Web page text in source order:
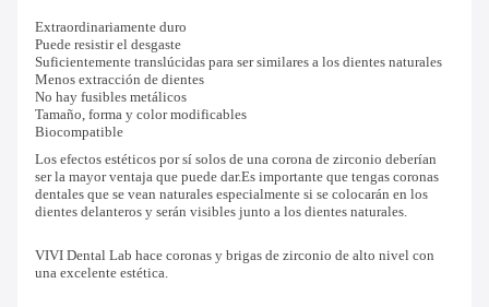
Extraordinariamente duro
Puede resistir el desgaste
Suficientemente translúcidas para ser similares a los dientes naturales
Menos extracción de dientes
No hay fusibles metálicos
Tamaño, forma y color modificables
Biocompatible
Los efectos estéticos por sí solos de una corona de zirconio deberían
ser la mayor ventaja que puede dar.Es importante que tengas coronas
dentales que se vean naturales especialmente si se colocarán en los
dientes delanteros y serán visibles junto a los dientes naturales.
VIVI Dental Lab hace coronas y brigas de zirconio de alto nivel con
una excelente estética.